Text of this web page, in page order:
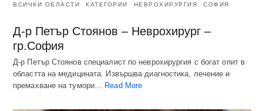
ВСИЧКИ ОБЛАСТИ КАТЕГОРИИ НЕВРОХИРУРГИЯ СОФИЯ
Д-р Петър Стоянов – Неврохирург –
гр.София
Д-р Петър Стоянов специалист по неврохирургия с богат опит в
областта на медицината. Извършва диагностика, лечение и
премахване на тумори…
Read More